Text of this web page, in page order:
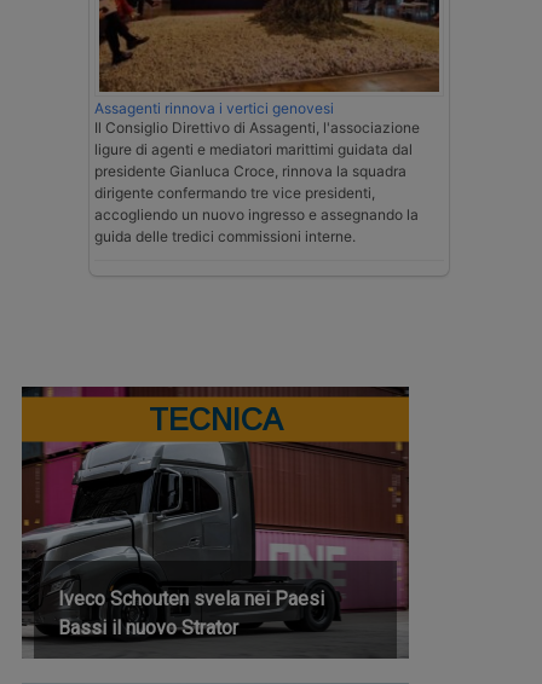
Assagenti rinnova i vertici genovesi
Il Consiglio Direttivo di Assagenti, l'associazione
ligure di agenti e mediatori marittimi guidata dal
presidente Gianluca Croce, rinnova la squadra
dirigente confermando tre vice presidenti,
accogliendo un nuovo ingresso e assegnando la
guida delle tredici commissioni interne.
TECNICA
Iveco Schouten svela nei Paesi
Bassi il nuovo Strator